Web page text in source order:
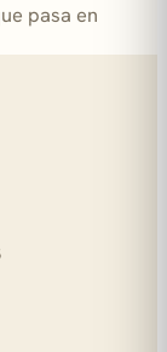
pasa en